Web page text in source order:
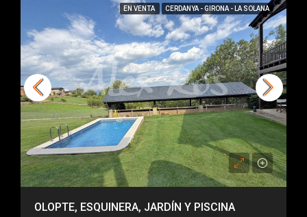
EN VENTA CERDANYA - GIRONA - LA SOLANA
OLOPTE, ESQUINERA, JARDÍN Y PISCINA